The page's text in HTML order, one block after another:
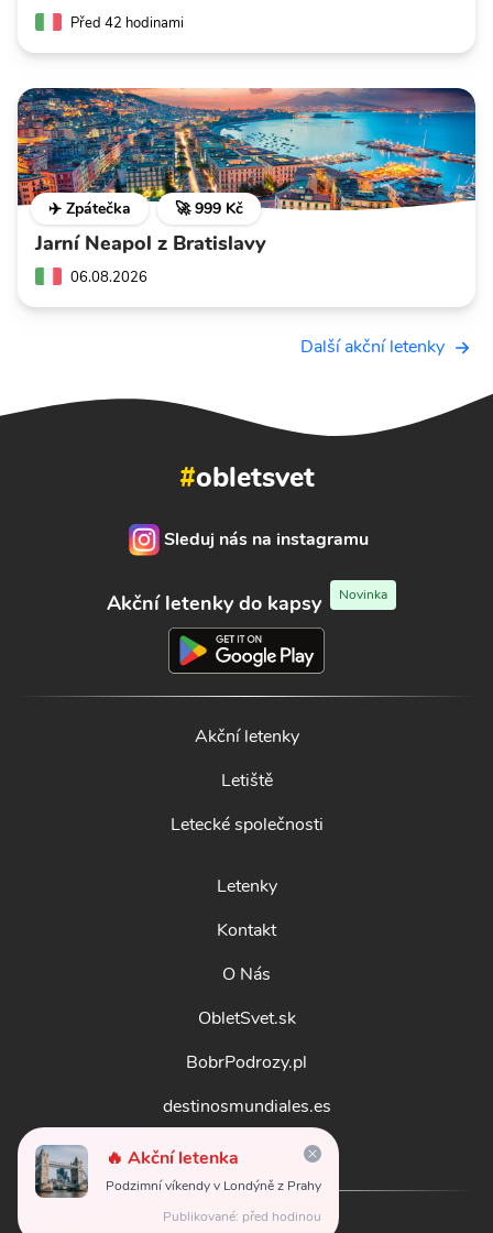
Před 42 hodinami
✈️ Zpátečka 🚀 999 Kč
Jarní Neapol z Bratislavy
06.08.2026
Další akční letenky
🔥 Akční letenka
Podzimní víkendy v Londýně z Prahy
Publikované: před hodinou
#obletsvet
Sleduj nás na instagramu
Akční letenky do kapsy Novinka
Akční letenky
Letiště
Letecké společnosti
Letenky
Kontakt
O Nás
ObletSvet.sk
BobrPodrozy.pl
destinosmundiales.es
guidadestinazioni.it
© 2026 obletsvet.cz